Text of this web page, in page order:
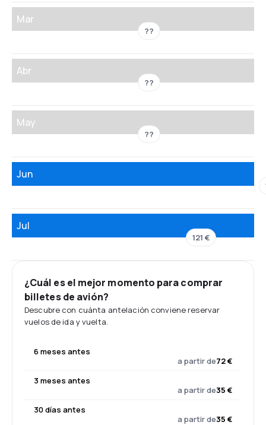
Mar
??
Abr
??
May
??
Jun
Jul
121 €
¿Cuál es el mejor momento para comprar
billetes de avión?
Descubre con cuánta antelación conviene reservar
vuelos de ida y vuelta.
6 meses antes
a partir de72 €
3 meses antes
a partir de35 €
30 días antes
a partir de35 €